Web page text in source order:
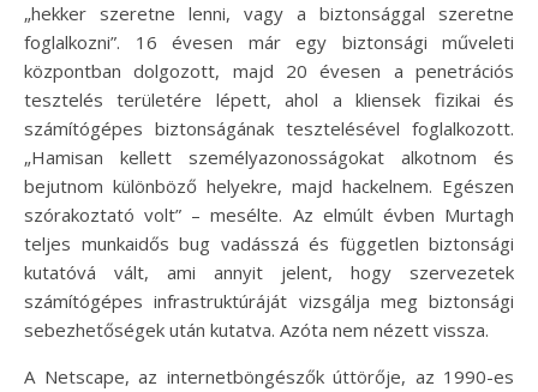
„hekker szeretne lenni, vagy a biztonsággal szeretne
foglalkozni”. 16 évesen már egy biztonsági műveleti
központban dolgozott, majd 20 évesen a penetrációs
tesztelés területére lépett, ahol a kliensek fizikai és
számítógépes biztonságának tesztelésével foglalkozott.
„Hamisan kellett személyazonosságokat alkotnom és
bejutnom különböző helyekre, majd hackelnem. Egészen
szórakoztató volt” – mesélte. Az elmúlt évben Murtagh
teljes munkaidős bug vadásszá és független biztonsági
kutatóvá vált, ami annyit jelent, hogy szervezetek
számítógépes infrastruktúráját vizsgálja meg biztonsági
sebezhetőségek után kutatva. Azóta nem nézett vissza.
A Netscape, az internetböngészők úttörője, az 1990-es